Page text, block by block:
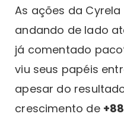
As ações da
andando de lado
já comentado
viu seus papéis
apesar do
crescimento de